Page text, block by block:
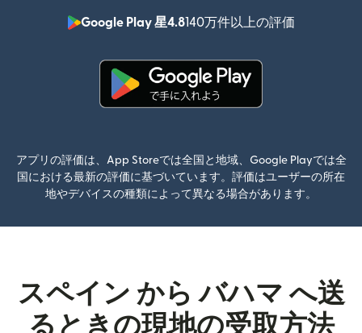
Google Play 星4.8140万件以上の評価
（別ウィン
アプリの評価は、App Storeでは全国と地域、Google Playでは全
国における最新の評価に基づいています。評価はユーザーの所在
地やデバイスの種類によって異なる場合があります。
スペイン から バハマ へ送
るときの現地の受取方法